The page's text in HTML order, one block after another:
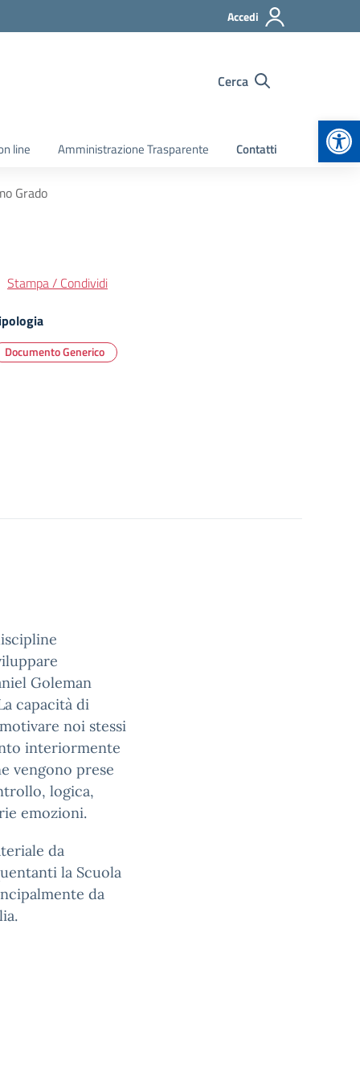
Accedi
Cerca
line Amministrazione Trasparente Contatti
Grado
Stampa / Condividi
Documento Generico
Goleman
capacità di
noi stessi
interiormente
vengono prese
logica,
emozioni.
da
la Scuola
da